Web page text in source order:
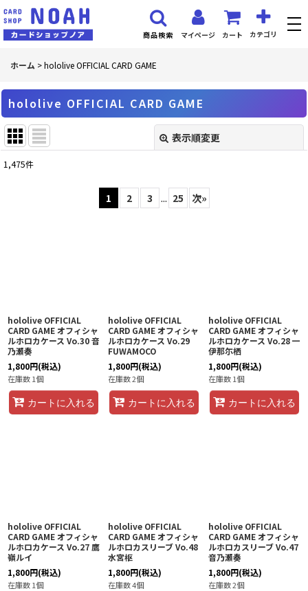
マイページ カート カテゴリ
商品検索
ホーム >hololive OFFICIAL CARD GAME
hololive OFFICIAL CARD GAME
表示順変更
サブカテゴリ
1,475件
1 2 3 ... 25 次»
hololive OFFICIAL
CARD GAME オフィシャ
ルホロカケース Vo.30 音
乃瀬奏
1,800円(税込)
在庫数 1個
カートに入れる
hololive OFFICIAL
CARD GAME オフィシャ
ルホロカケース Vo.29
FUWAMOCO
1,800円(税込)
在庫数 2個
カートに入れる
hololive OFFICIAL
CARD GAME オフィシャ
ルホロカケース Vo.28 一
伊那尓栖
1,800円(税込)
在庫数 1個
カートに入れる
hololive OFFICIAL
CARD GAME オフィシャ
ルホロカケース Vo.27 鷹
嶺ルイ
1,800円(税込)
在庫数 1個
hololive OFFICIAL
CARD GAME オフィシャ
ルホロカスリーブ Vo.48
水宮枢
1,800円(税込)
在庫数 4個
hololive OFFICIAL
CARD GAME オフィシャ
ルホロカスリーブ Vo.47
音乃瀬奏
1,800円(税込)
在庫数 2個